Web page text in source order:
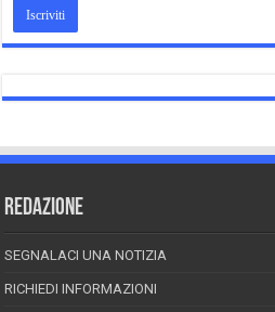
REDAZIONE
SEGNALACI UNA NOTIZIA
RICHIEDI INFORMAZIONI